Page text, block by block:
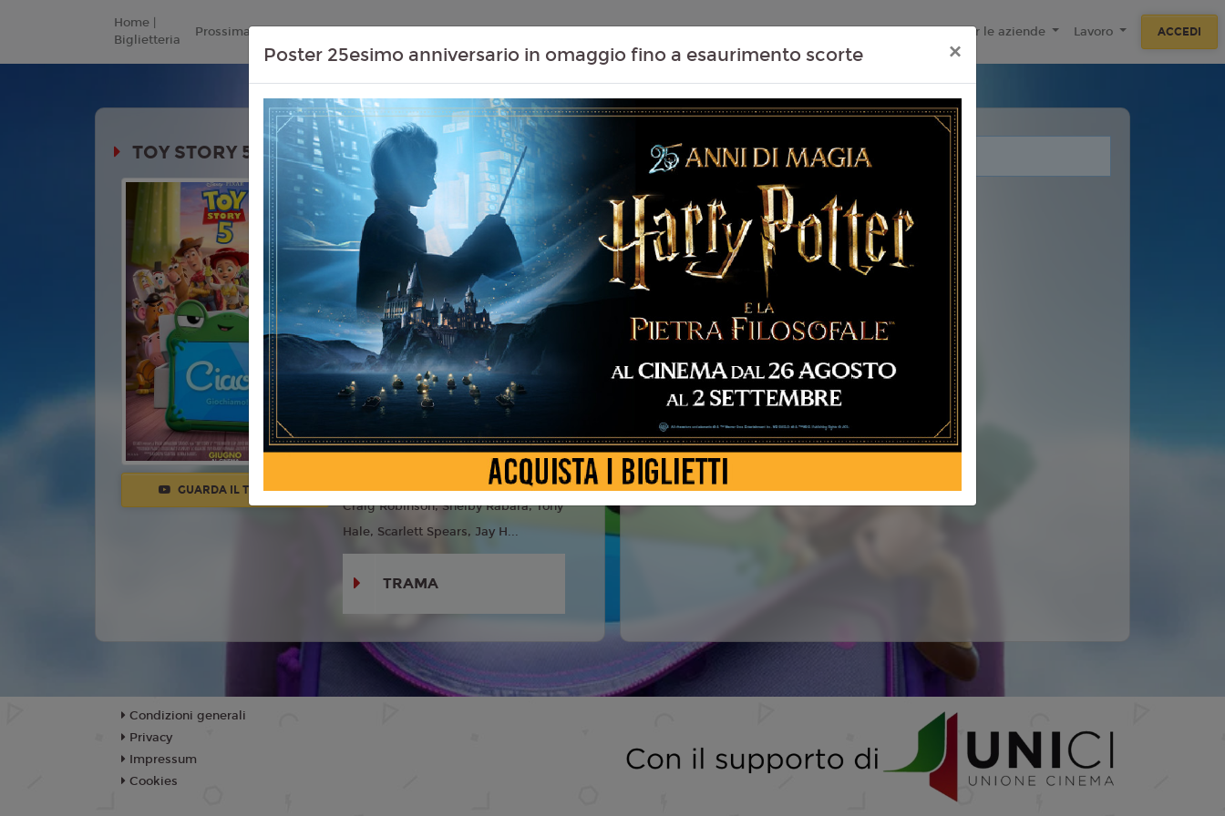
Home |
Biglietteria
Prossimamente Listino Prezzi Contenuti Extra Proiezioni Scolastiche Eventi Passati Tecnologie F.A.Q Per le aziende Lavoro ACCEDI
TOY STORY 5
GUARDA IL TRAILER
Durata: 95 min
Genere: Animazione, Avventura,
Commedia, Famiglia
Lingua:Italiano
EtàT
Regia:Andrew Stanton
Con:Tom Hanks, Tim Allen, Joan
Cusack, Greta Lee, Conan O'brien,
Craig Robinson, Shelby Rabara, Tony
Hale, Scarlett Spears, Jay H...
TRAMA
Non ci sono spettacoli legati a questo evento.
Poster 25esimo anniversario in omaggio fino a esaurimento scorte ×
Condizioni generali
Privacy
Impressum
Cookies